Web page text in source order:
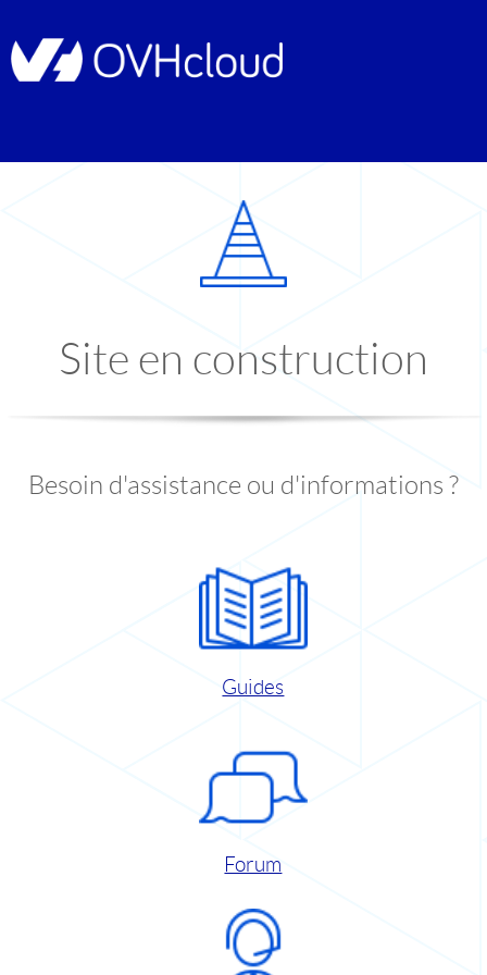
Site en construction
Besoin d'assistance ou d'informations ?
Guides
Forum